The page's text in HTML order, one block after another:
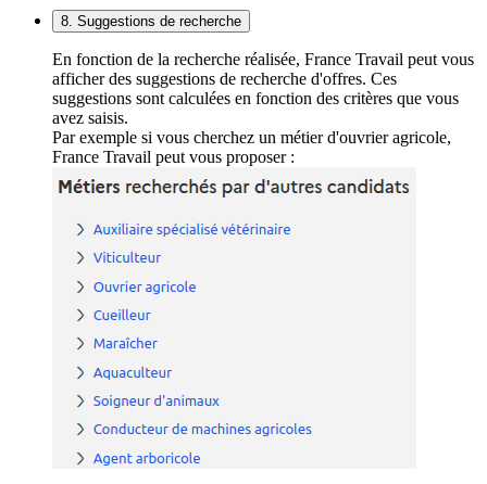
8. Suggestions de recherche
En fonction de la recherche réalisée, France Travail peut vous
afficher des suggestions de recherche d'offres. Ces
suggestions sont calculées en fonction des critères que vous
avez saisis.
Par exemple si vous cherchez un métier d'ouvrier agricole,
France Travail peut vous proposer :